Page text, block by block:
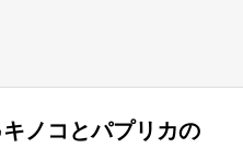
ノコとパプリカの